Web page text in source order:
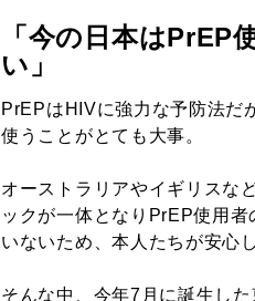
「今の日本はPrEP
い」
PrEPはHIVに強力な予防法だ
使うことがとても大事。
オーストラリアやイギリスな
ックが一体となりPrEP使用
いないため、本人たちが安心
そんな中、今年7月に誕生し